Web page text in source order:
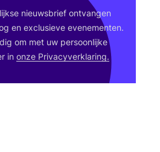
nieuws­brief ont­van­gen
en exclu­sie­ve eve­ne­men­ten.
om met uw per­soon­lij­ke
in onze Pri­va­cy­ver­kla­ring.